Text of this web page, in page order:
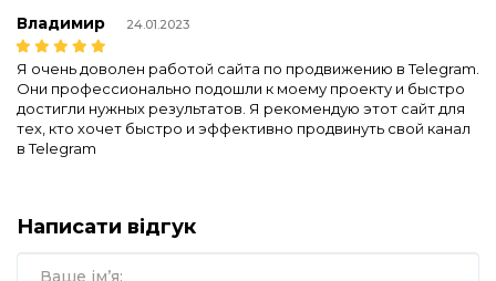
Владимир 24.01.2023
Я очень доволен работой сайта по продвижению в Telegram.
Они профессионально подошли к моему проекту и быстро
достигли нужных результатов. Я рекомендую этот сайт для
тех, кто хочет быстро и эффективно продвинуть свой канал
в Telegram
Написати відгук